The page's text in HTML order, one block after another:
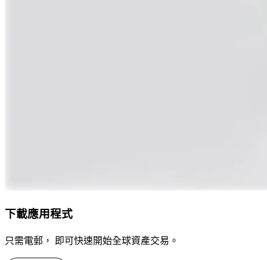
下載應用程式
只需電郵， 即可快速開始全球資產交易。